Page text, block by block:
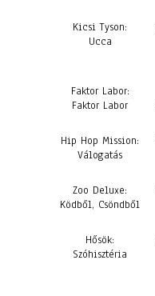
Kicsi Tyson:
Ucca
Faktor Labor:
Faktor Labor
Hip Hop Mission:
Válogatás
Zoo Deluxe:
Ködből, Csöndből
Hősök:
Szóhisztéria